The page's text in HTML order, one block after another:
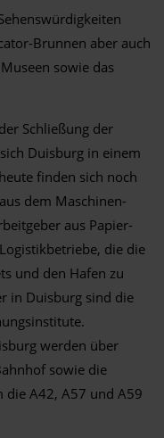
Brunnen aber auch
sowie das
Schließung der
Duisburg in einem
finden sich noch
dem Maschinen-
aus Papier-
die die
und den Hafen zu
in Duisburg sind die
werden über
sowie die
die A42, A57 und A59